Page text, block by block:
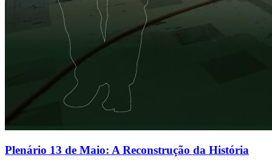
Plenário 13 de Maio: A Reconstrução da História